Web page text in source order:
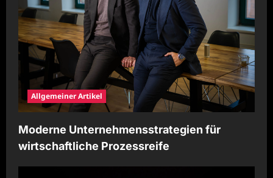
Allgemeiner Artikel
Moderne Unternehmensstrategien für
wirtschaftliche Prozessreife